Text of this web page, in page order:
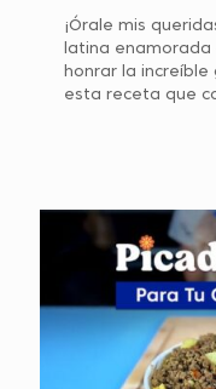
¡Órale mis
latina enamorada
honrar la
esta receta que